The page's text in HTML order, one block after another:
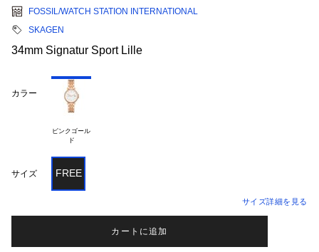
FOSSIL/WATCH STATION INTERNATIONAL
SKAGEN
34mm Signatur Sport Lille
カラー
ピンクゴール
サイズ FREE
サイズ詳細を見る
カートに追加